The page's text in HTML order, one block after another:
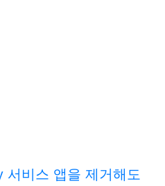
서비스 앱을 제거해도